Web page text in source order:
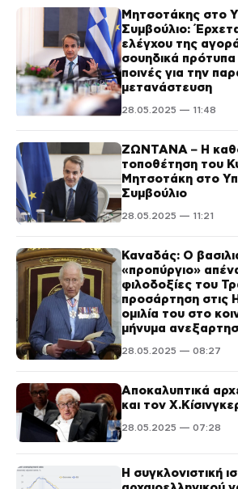
Μητσοτάκης στο
Συμβούλιο:
ελέγχου της
σουηδικά πρότυπα
ποινές για την
μετανάστευση
28.05.2025 — 11:48
ΖΩΝΤΑΝΑ – Η
τοποθέτηση του
Μητσοτάκη στο
Συμβούλιο
28.05.2025 — 11:21
Καναδάς: Ο
«προπύργιο»
φιλοδοξίες του
προσάρτηση στις
ομιλία του στο
μήνυμα
28.05.2025 — 08:27
Αποκαλυπτικά
και τον
28.05.2025 — 07:28
Η συγκλονιστική